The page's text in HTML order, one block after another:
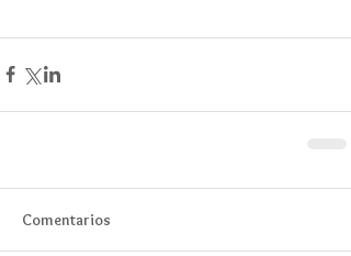
Comentarios